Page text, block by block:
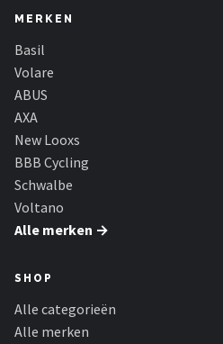
MERKEN
Basil
Volare
ABUS
AXA
New Looxs
BBB Cycling
Schwalbe
Voltano
Alle merken →
SHOP
Alle categorieën
Alle merken